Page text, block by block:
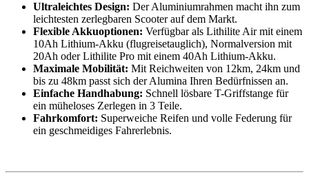
Ultraleichtes Design: Der Aluminiumrahmen macht ihn zum
leichtesten zerlegbaren Scooter auf dem Markt.
Flexible Akkuoptionen: Verfügbar als Lithilite Air mit einem
10Ah Lithium-Akku (flugreisetauglich), Normalversion mit
20Ah oder Lithilite Pro mit einem 40Ah Lithium-Akku.
Maximale Mobilität: Mit Reichweiten von 12km, 24km und
bis zu 48km passt sich der Alumina Ihren Bedürfnissen an.
Einfache Handhabung: Schnell lösbare T-Griffstange für
ein müheloses Zerlegen in 3 Teile.
Fahrkomfort: Superweiche Reifen und volle Federung für
ein geschmeidiges Fahrerlebnis.